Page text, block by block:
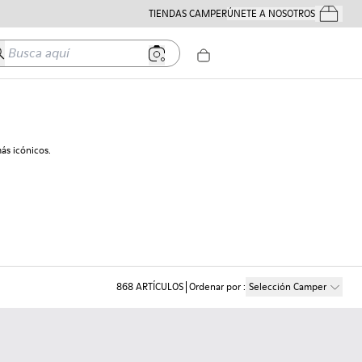
TIENDAS CAMPERÚNETE A NOSOTROSTus
aquí
icónicos.
868ARTÍCULOS Ordenar por: Selección Camper